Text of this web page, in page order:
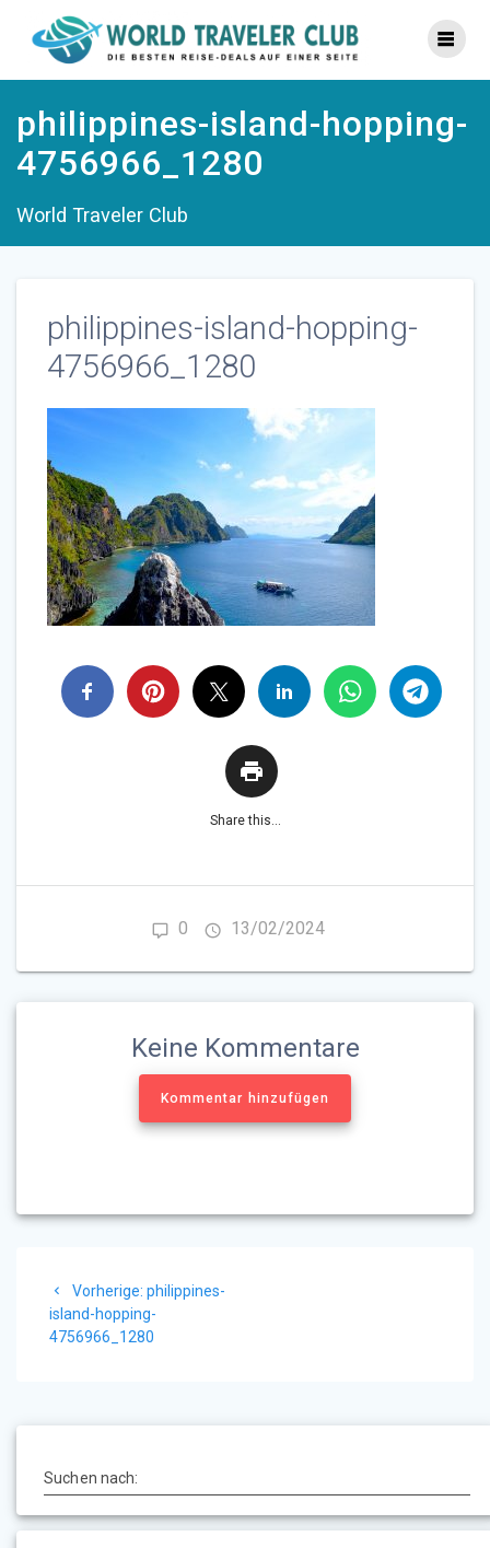
Inhalt
springen
philippines-island-hopping-
4756966_1280
World Traveler Club
philippines-island-hopping-
4756966_1280
Share this...
0 13/02/2024
Keine Kommentare
Kommentar hinzufügen
Vorherige: Vorheriger
Beitrag:
philippines-
island-hopping-
4756966_1280
Suchen nach: